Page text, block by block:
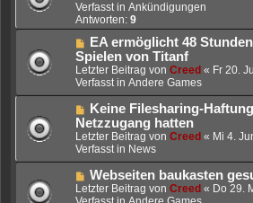
e
i
t
a
g
u
e
r
B
e
i
t
r
a
g
Verfasst in Ankündigungen
Antworten: 9
N
e
u
e
B
e
i
t
r
a
g
EA ermöglicht 48
Spielen von Titanf
Letzter Beitrag von Creed « Fr 20.
Verfasst in Andere Games
N
e
u
e
B
e
i
Keine Filesharing-
Netzzugang hatten
Letzter Beitrag von Creed « Mi 4.
Verfasst in News
N
e
u
Webseiten baukasten
Letzter Beitrag von Creed « Do 29.